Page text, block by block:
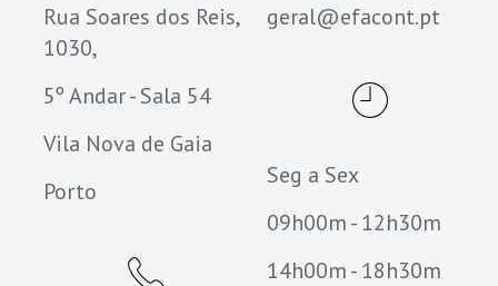
Rua Soares dos Reis,
1030,
5º Andar - Sala 54
Vila Nova de Gaia
Porto
geral@efacont.pt
Seg a Sex
09h00m - 12h30m
14h00m - 18h30m